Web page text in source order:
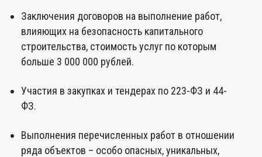
Н
Нижний Новгород
Нижний Тагил
Новосибирск
Я
Ярославль
Заключения договоров на выполнение работ,
влияющих на безопасность капитального
строительства, стоимость услуг по которым
больше 3 000 000 рублей.
Участия в закупках и тендерах по 223-ФЗ и 44-
ФЗ.
Выполнения перечисленных работ в отношении
ряда объектов – особо опасных, уникальных,